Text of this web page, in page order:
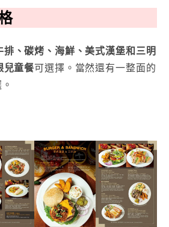
排、碳烤、海鮮、美式漢堡和三明
兒童餐可選擇。當然還有一整面的